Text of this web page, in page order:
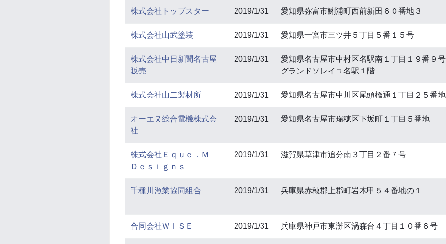
株式会社トップスター 2019/1/31 愛知県弥富市鯏浦町西前新田６０番地３
株式会社山武塗装 2019/1/31 愛知県一宮市三ツ井５丁目５番１５号
株式会社中日新聞名古屋
販売
2019/1/31
愛知県名古屋市中村区名駅南１丁目１９番９号
グランドソレイユ名駅１階
株式会社山二製材所 2019/1/31 愛知県名古屋市中川区尾頭橋通１丁目２５番地
オーエヌ総合電機株式会
社
2019/1/31 愛知県名古屋市瑞穂区下坂町１丁目５番地
株式会社Ｅｑｕｅ．Ｍ
Ｄｅｓｉｇｎｓ
2019/1/31 滋賀県草津市追分南３丁目２番７号
千種川漁業協同組合 2019/1/31 兵庫県赤穂郡上郡町岩木甲５４番地の１
合同会社ＷＩＳＥ 2019/1/31 兵庫県神戸市東灘区渦森台４丁目１０番６号